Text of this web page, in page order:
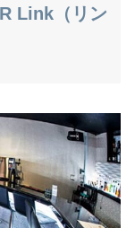
Link（リン